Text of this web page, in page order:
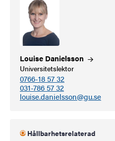
Louise Danielsson
Universitetslektor
0766-18 57 32
031-786 57 32
louise.danielsson@gu.se
Hållbarhetsrelaterad